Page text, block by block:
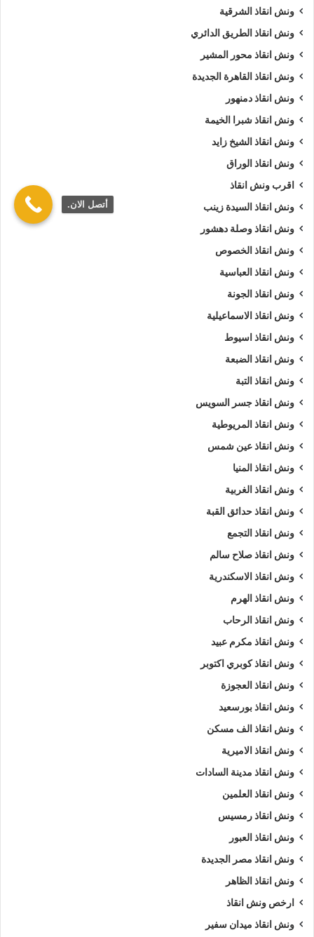
ونش انقاذ الشرقية
ونش انقاذ الطريق الدائري
ونش انقاذ محور المشير
ونش انقاذ القاهرة الجديدة
ونش انقاذ دمنهور
ونش انقاذ شبرا الخيمة
ونش انقاذ الشيخ زايد
ونش انقاذ الوراق
اقرب ونش انقاذ
ونش انقاذ السيدة زينب
ونش انقاذ وصلة دهشور
ونش انقاذ الخصوص
ونش انقاذ العباسية
ونش انقاذ الجونة
ونش انقاذ الاسماعيلية
ونش انقاذ اسيوط
ونش انقاذ الضبعة
ونش انقاذ التبة
ونش انقاذ جسر السويس
ونش انقاذ المريوطية
ونش انقاذ عين شمس
ونش انقاذ المنيا
ونش انقاذ الغربية
ونش انقاذ حدائق القبة
ونش انقاذ التجمع
ونش انقاذ صلاح سالم
ونش انقاذ الاسكندرية
ونش انقاذ الهرم
ونش انقاذ الرحاب
ونش انقاذ مكرم عبيد
ونش انقاذ كوبري اكتوبر
ونش انقاذ العجوزة
ونش انقاذ بورسعيد
ونش انقاذ الف مسكن
ونش انقاذ الاميرية
ونش انقاذ مدينة السادات
ونش انقاذ العلمين
ونش انقاذ رمسيس
ونش انقاذ العبور
ونش انقاذ مصر الجديدة
ونش انقاذ الظاهر
ارخص ونش انقاذ
ونش انقاذ ميدان سفير
أتصل الان.